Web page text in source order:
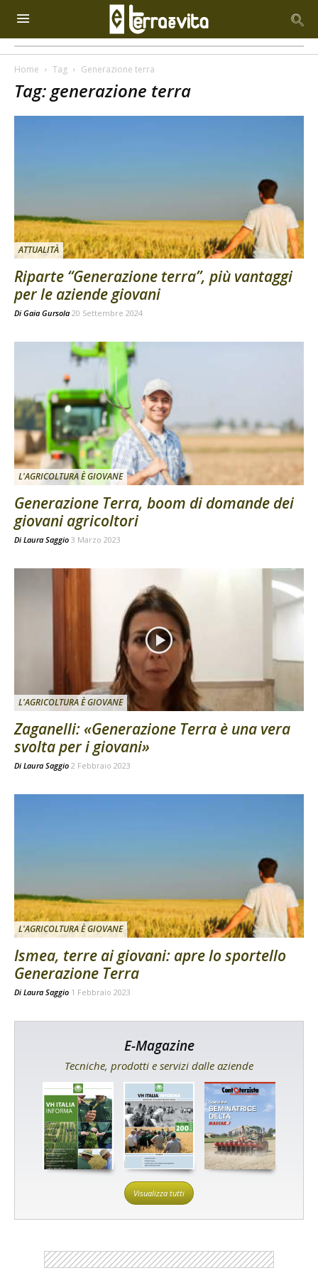
Home Tag Generazione terra
Tag: generazione terra
ATTUALITÀ
Riparte “Generazione terra”, più vantaggi
per le aziende giovani
Di Gaia Gursola 20 Settembre 2024
L'AGRICOLTURA È GIOVANE
Generazione Terra, boom di domande dei
giovani agricoltori
Di Laura Saggio 3 Marzo 2023
L'AGRICOLTURA È GIOVANE
Zaganelli: «Generazione Terra è una vera
svolta per i giovani»
Di Laura Saggio 2 Febbraio 2023
L'AGRICOLTURA È GIOVANE
Ismea, terre ai giovani: apre lo sportello
Generazione Terra
Di Laura Saggio 1 Febbraio 2023
E-Magazine
Tecniche, prodotti e servizi dalle aziende
Visualizza tutti